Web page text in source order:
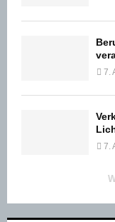
7.
7.